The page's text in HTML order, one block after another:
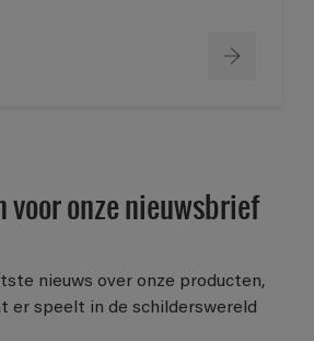
voor onze nieuwsbrief
nieuws over onze producten,
er speelt in de schilderswereld